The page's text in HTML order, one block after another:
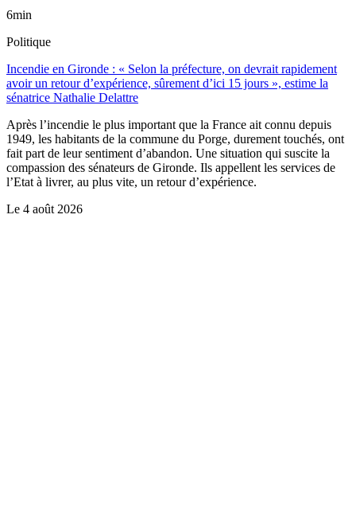
6min
Politique
Incendie en Gironde : « Selon la préfecture, on devrait rapidement
avoir un retour d’expérience, sûrement d’ici 15 jours », estime la
sénatrice Nathalie Delattre
Après l’incendie le plus important que la France ait connu depuis
1949, les habitants de la commune du Porge, durement touchés, ont
fait part de leur sentiment d’abandon. Une situation qui suscite la
compassion des sénateurs de Gironde. Ils appellent les services de
l’Etat à livrer, au plus vite, un retour d’expérience.
Le 4 août 2026